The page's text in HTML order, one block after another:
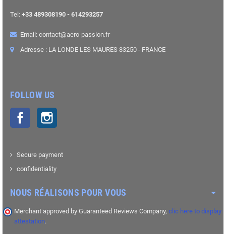
Tel: +33 489308190 - 614293257
Email: contact@aero-passion.fr
Adresse : LA LONDE LES MAURES 83250 - FRANCE
FOLLOW US
Facebook
Secure payment
confidentiality
NOUS RÉALISONS POUR VOUS
Merchant approved by Guaranteed Reviews Company, clic here to display
attestation.